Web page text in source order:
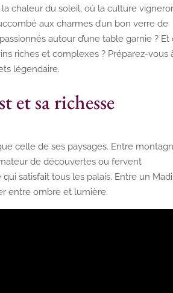
chaleur du soleil, où la culture
aux charmes d’un bon verre de
autour d’une table garnie ? Et
riches et complexes ? Préparez-vous
légendaire.
et sa richesse
celle de ses paysages. Entre
de découvertes ou fervent
satisfait tous les palais. Entre un
entre ombre et lumière.